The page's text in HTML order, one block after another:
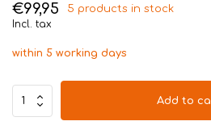
€99,95
5 products in stock
Incl. tax
within 5 working days
Add to